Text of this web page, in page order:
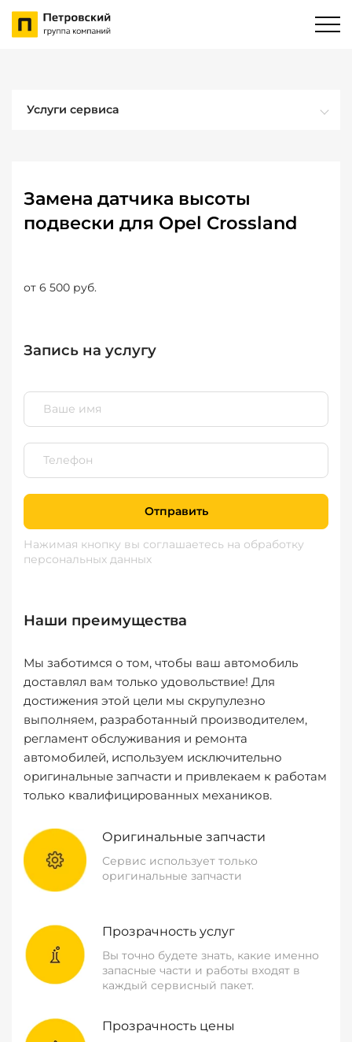
Услуги сервиса
Замена датчика высоты
подвески для Opel Crossland
от 6 500 руб.
Запись на услугу
Отправить
Нажимая кнопку вы соглашаетесь на обработку
персональных данных
Наши преимущества
Мы заботимся о том, чтобы ваш автомобиль
доставлял вам только удовольствие! Для
достижения этой цели мы скрупулезно
выполняем, разработанный производителем,
регламент обслуживания и ремонта
автомобилей, используем исключительно
оригинальные запчасти и привлекаем к работам
только квалифицированных механиков.
Оригинальные запчасти
Сервис использует только
оригинальные запчасти
Прозрачность услуг
Вы точно будете знать, какие именно
запасные части и работы входят в
каждый сервисный пакет.
Прозрачность цены